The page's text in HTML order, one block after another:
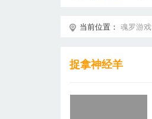
当前位置： 魂罗游戏
捉拿神经羊